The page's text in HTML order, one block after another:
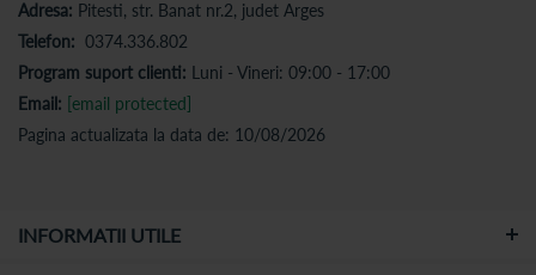
Adresa: Pitesti, str. Banat nr.2, judet Arges
Telefon: 0374.336.802
Program suport clienti: Luni - Vineri: 09:00 - 17:00
Email: [email protected]
Pagina actualizata la data de: 10/08/2026
INFORMATII UTILE